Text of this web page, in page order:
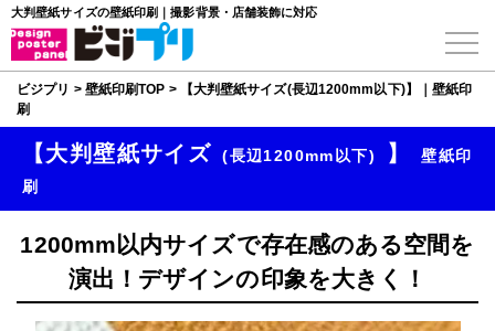
大判壁紙サイズの壁紙印刷｜撮影背景・店舗装飾に対応
ビジプリ > 壁紙印刷TOP >
【大判壁紙サイズ(長辺1200mm以下)】｜壁紙印
刷
【大判壁紙サイズ (長辺1200mm以下) 】
壁紙印
刷
1200mm以内サイズで存在感のある空間を
演出！デザインの印象を大きく！